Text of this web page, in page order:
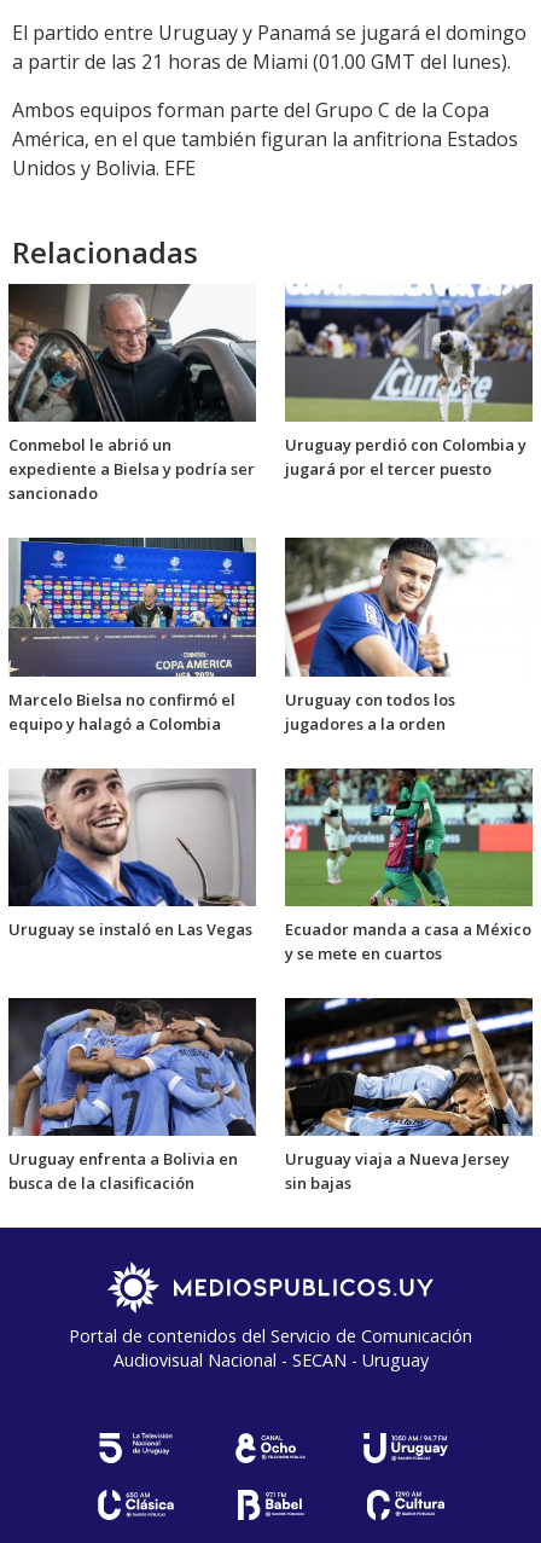
El partido entre Uruguay y Panamá se jugará el domingo
a partir de las 21 horas de Miami (01.00 GMT del lunes).
Ambos equipos forman parte del Grupo C de la Copa
América, en el que también figuran la anfitriona Estados
Unidos y Bolivia. EFE
Relacionadas
Conmebol le abrió un
expediente a Bielsa y podría ser
sancionado
Uruguay perdió con Colombia y
jugará por el tercer puesto
Marcelo Bielsa no confirmó el
equipo y halagó a Colombia
Uruguay con todos los
jugadores a la orden
Uruguay se instaló en Las Vegas
Ecuador manda a casa a México
y se mete en cuartos
Uruguay enfrenta a Bolivia en
busca de la clasificación
Uruguay viaja a Nueva Jersey
sin bajas
Portal de contenidos del Servicio de Comunicación
Audiovisual Nacional - SECAN - Uruguay